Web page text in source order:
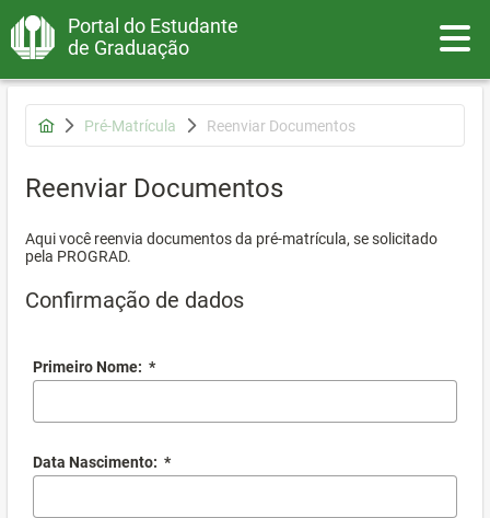
Portal do Estudante
de Graduação
Pré-Matrícula Reenviar Documentos
Reenviar Documentos
Aqui você reenvia documentos da pré-matrícula, se solicitado
pela PROGRAD.
Confirmação de dados
Primeiro Nome: *
Data Nascimento: *